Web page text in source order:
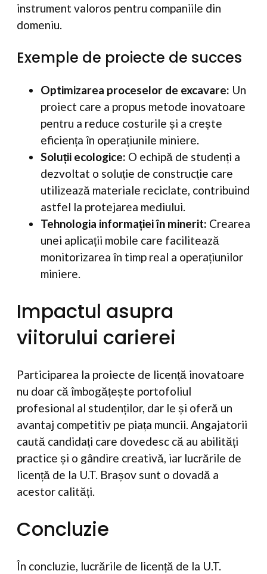
instrument valoros pentru companiile din
domeniu.
Exemple de proiecte de succes
Optimizarea proceselor de excavare: Un
proiect care a propus metode inovatoare
pentru a reduce costurile și a crește
eficiența în operațiunile miniere.
Soluții ecologice: O echipă de studenți a
dezvoltat o soluție de construcție care
utilizează materiale reciclate, contribuind
astfel la protejarea mediului.
Tehnologia informației în minerit: Crearea
unei aplicații mobile care facilitează
monitorizarea în timp real a operațiunilor
miniere.
Impactul asupra
viitorului carierei
Participarea la proiecte de licență inovatoare
nu doar că îmbogățește portofoliul
profesional al studenților, dar le și oferă un
avantaj competitiv pe piața muncii. Angajatorii
caută candidați care dovedesc că au abilități
practice și o gândire creativă, iar lucrările de
licență de la U.T. Brașov sunt o dovadă a
acestor calități.
Concluzie
În concluzie, lucrările de licență de la U.T.